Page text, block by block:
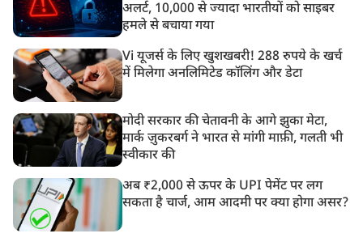
अलर्ट, 10,000 से ज्यादा भारतीयों को साइबर
हमले से बचाया गया
Vi यूजर्स के लिए खुशखबरी! 288 रुपये के खर्च
में मिलेगा अनलिमिटेड कॉलिंग और डेटा
मोदी सरकार की चेतावनी के आगे झुका मेटा,
मार्क ज़ुकरबर्ग ने भारत से मांगी माफ़ी, गलती भी
स्वीकार की
अब ₹2,000 से ऊपर के UPI पेमेंट पर लग
सकता है चार्ज, आम आदमी पर क्या होगा असर?